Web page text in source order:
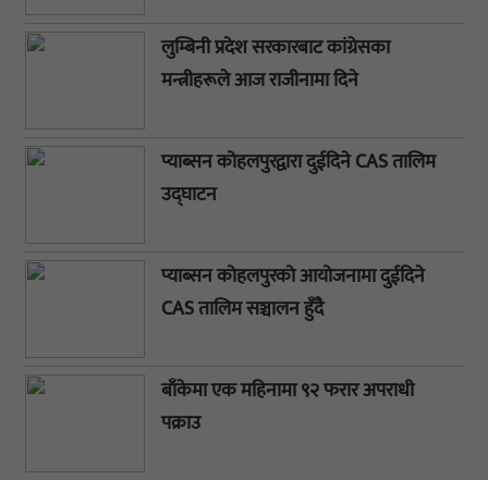
लुम्बिनी प्रदेश सरकारबाट कांग्रेसका
मन्त्रीहरूले आज राजीनामा दिने
प्याब्सन कोहलपुरद्वारा दुईदिने CAS तालिम
उद्घाटन
प्याब्सन कोहलपुरको आयोजनामा दुईदिने
CAS तालिम सञ्चालन हुँदै
बाँकेमा एक महिनामा ९२ फरार अपराधी
पक्राउ